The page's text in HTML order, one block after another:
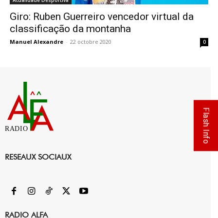
Giro: Ruben Guerreiro vencedor virtual da
classificação da montanha
Manuel Alexandre - 22 octobre 2020 0
RADIO
RESEAUX SOCIAUX
RADIO ALFA
Flash Info